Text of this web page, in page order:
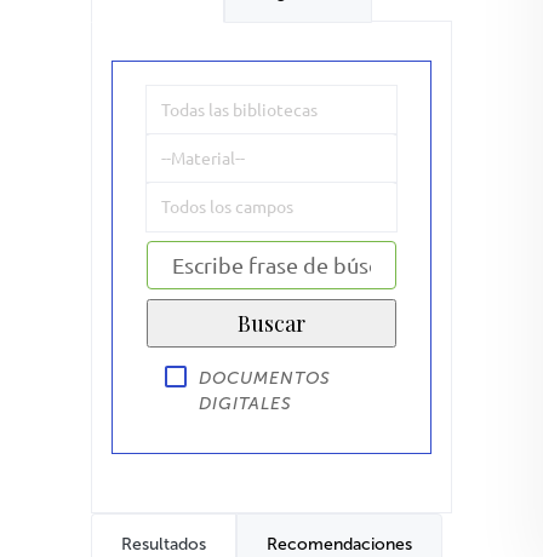
DOCUMENTOS
DIGITALES
Resultados Recomendaciones